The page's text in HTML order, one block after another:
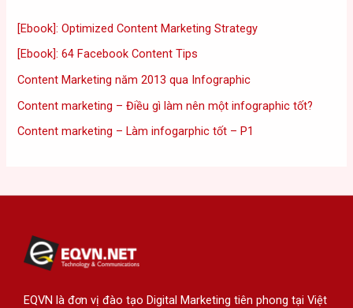
[Ebook]: Optimized Content Marketing Strategy
[Ebook]: 64 Facebook Content Tips
Content Marketing năm 2013 qua Infographic
Content marketing – Điều gì làm nên một infographic tốt?
Content marketing – Làm infogarphic tốt – P1
EQVN là đơn vị đào tạo Digital Marketing tiên phong tại Việt